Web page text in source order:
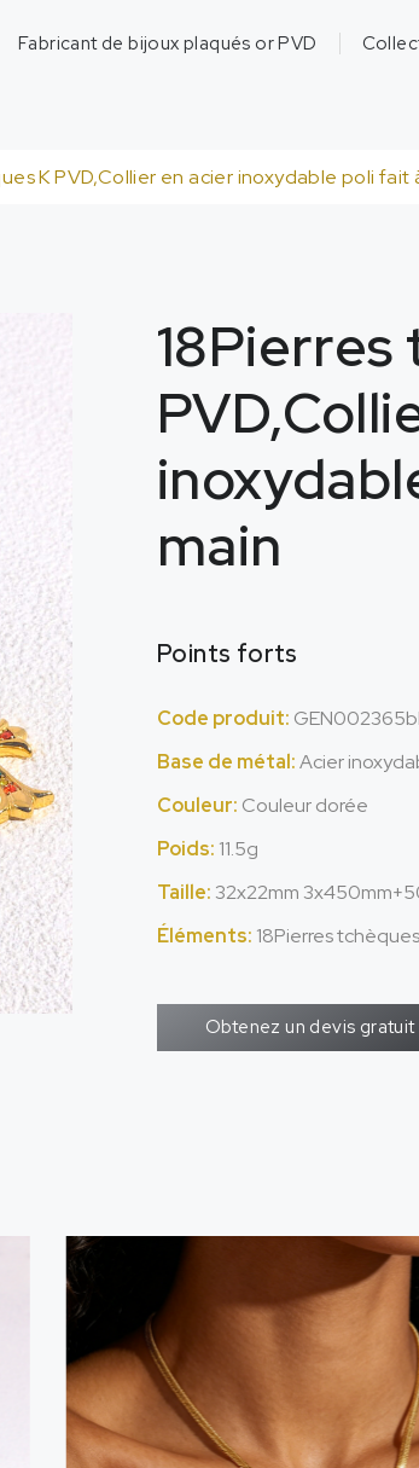
Fabricant de bijoux plaqués or PVD
K PVD,Collier en acier inoxydable poli fait
18Pierres
main
Points forts
Code produit:
Base de métal:Acier
Couleur: Couleur dorée
Poids: 11.5g
Taille: 32x22mm
Éléments: 18Pierres
Obtenez un devis gratuit